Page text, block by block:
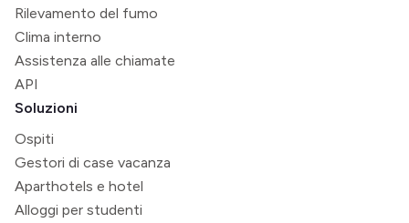
Rilevamento del fumo
Clima interno
Assistenza alle chiamate
API
Soluzioni
Ospiti
Gestori di case vacanza
Aparthotels e hotel
Alloggi per studenti